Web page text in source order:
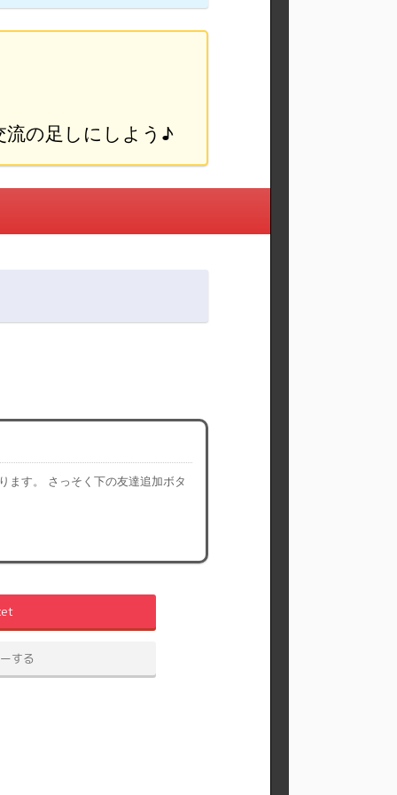
流の足しにしよう♪
ます。 さっそく下の友達追加ボタ
する